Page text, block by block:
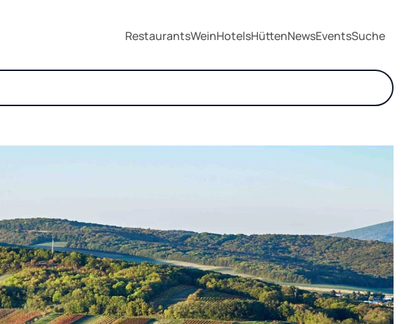
RestaurantsWeinHotelsHüttenNewsEventsSuche